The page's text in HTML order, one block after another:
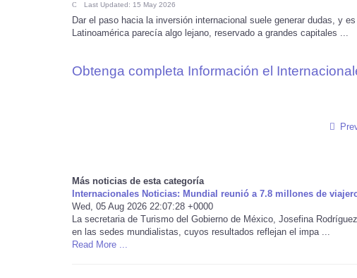
Last Updated: 15 May 2026
Dar el paso hacia la inversión internacional suele generar dudas, y
Latinoamérica parecía algo lejano, reservado a grandes capitales ...
Obtenga completa Información el
Más noticias de esta categoría
Internacionales Noticias: Mundial reunió a 7.8 millones de
Wed, 05 Aug 2026 22:07:28 +0000
La secretaria de Turismo del Gobierno de México, Josefina
en las sedes mundialistas, cuyos resultados reflejan el impa ...
Read More ...